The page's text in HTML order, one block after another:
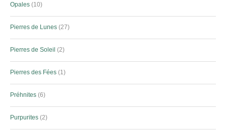
Opales 10
Pierres de Lunes 27
Pierres de Soleil 2
Pierres des Fées 1
Préhnites 6
Purpurites 2